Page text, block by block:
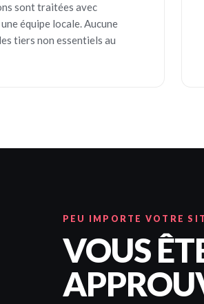
sont traitées avec
équipe locale. Aucune
tiers non essentiels au
PEU IMPORTE VOTRE
VOUS